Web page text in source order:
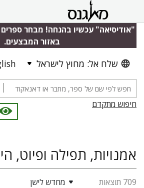
"אודיסיאה" עכשיו בהנחה! מבחר
באזור המבצעים.
שלח אל: מחוץ לישראל
חיפוש מתקדם
709 תוצאות מחדש לישן